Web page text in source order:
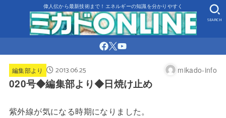
偉人伝から最新技術まで！エネルギーの知識を分かりやすく
SEARCH
編集部より 2013.06.25 mikado-info
020号◆編集部より◆日焼け止め
紫外線が気になる時期になりました。